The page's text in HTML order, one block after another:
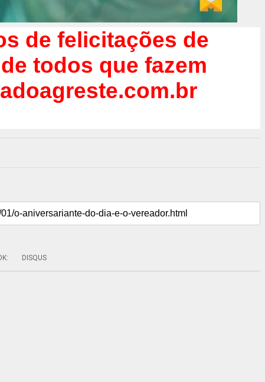
de felicitações de
todos que fazem
: DISQUS